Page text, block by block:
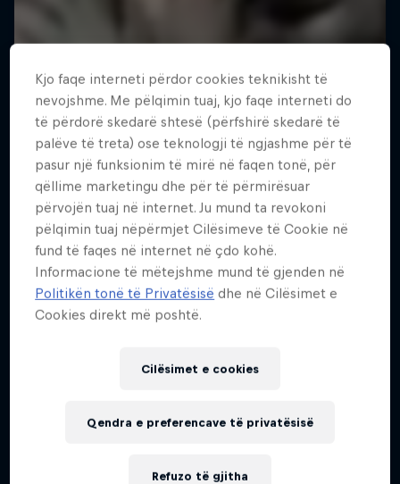
Kjo faqe interneti përdor cookies teknikisht të
nevojshme. Me pëlqimin tuaj, kjo faqe interneti do
të përdorë skedarë shtesë (përfshirë skedarë të
palëve të treta) ose teknologji të ngjashme për të
pasur një funksionim të mirë në faqen tonë, për
qëllime marketingu dhe për të përmirësuar
përvojën tuaj në internet. Ju mund ta revokoni
pëlqimin tuaj nëpërmjet Cilësimeve të Cookie në
fund të faqes në internet në çdo kohë.
Informacione të mëtejshme mund të gjenden në
Politikën tonë të Privatësisë dhe në Cilësimet e
Cookies direkt më poshtë.
Cilësimet e cookies
Refuzo të gjitha
Qendra e preferencave të privatësisë